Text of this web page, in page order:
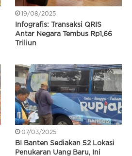
19/08/2025
Infografis: Transaksi QRIS
Antar Negara Tembus Rp1,66
Triliun
07/03/2025
BI Banten Sediakan 52 Lokasi
Penukaran Uang Baru, Ini